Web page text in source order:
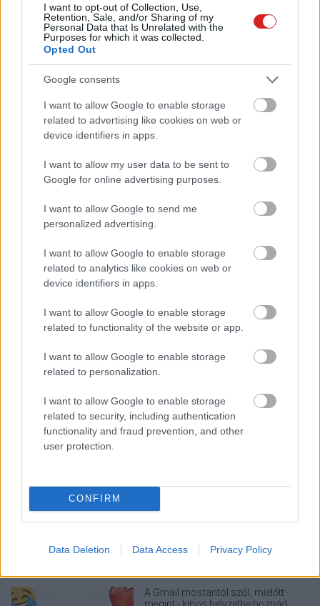
I want to opt-out of Collection, Use,
Retention, Sale, and/or Sharing of my
Personal Data that Is Unrelated with the
Purposes for which it was collected.
Opted Out
Google consents
I want to allow Google to enable storage
related to advertising like cookies on web or
device identifiers in apps.
I want to allow my user data to be sent to
Google for online advertising purposes.
I want to allow Google to send me
personalized advertising.
I want to allow Google to enable storage
related to analytics like cookies on web or
device identifiers in apps.
I want to allow Google to enable storage
related to functionality of the website or app.
I want to allow Google to enable storage
related to personalization.
I want to allow Google to enable storage
related to security, including authentication
functionality and fraud prevention, and other
user protection.
CONFIRM
Data Deletion Data Access Privacy Policy
KÖVESS FACEBOOKON!
Napelem sem kell hozzá: ez a
takarékos otthonok következő nagy
dobása
A Microsoft szép csendben eltüntette
a Windows 32 GB RAM-ot ajánló
Egy idős házaspár 8 milliárd forintért
sem vált meg a család farmjától,
hogy egy AI cég adatközpontot
átvághat az ukránok új elektromos
motorja
A Gmail mostantól szól, mielőtt -